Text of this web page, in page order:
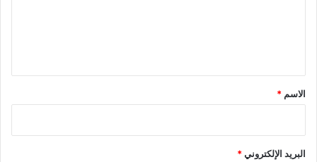
*
الاسم *
البريد الإلكتروني*